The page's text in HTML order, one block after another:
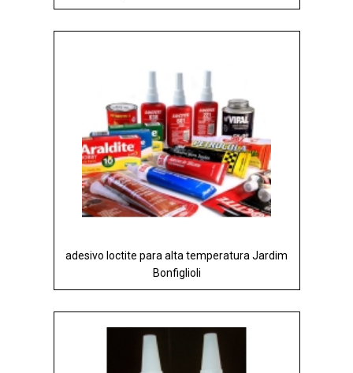
adesivo loctite para alta temperatura Jardim
Bonfiglioli